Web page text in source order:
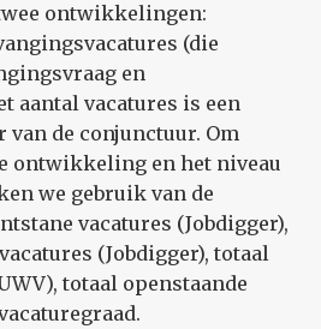
ontwikkelingen:
(die
en
aantal vacatures is een
de conjunctuur. Om
ontwikkeling en het niveau
we gebruik van de
vacatures (Jobdigger),
(Jobdigger), totaal
totaal openstaande